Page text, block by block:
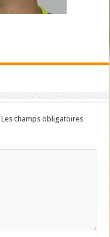
Les champs obligatoires